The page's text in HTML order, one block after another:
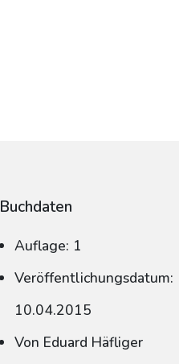
Buchdaten
Auflage: 1
Veröffentlichungsdatum:
10.04.2015
Von Eduard Häfliger